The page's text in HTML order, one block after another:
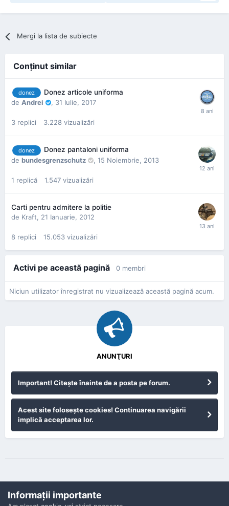
Mergi la lista de subiecte
Conţinut similar
donez
Donez articole uniforma
de Andrei , 31 Iulie, 2017
3 replici 3.228 vizualizări
donez
Donez pantaloni uniforma
de bundesgrenzschutz , 15 Noiembrie, 2013
1 replică 1.547 vizualizări
Carti pentru admitere la politie
de Kraft, 21 Ianuarie, 2012
8 replici 15.053 vizualizări
Activi pe această pagină 0 membri
Niciun utilizator înregistrat nu vizualizează această pagină acum.
ANUNŢURI
Important! Citeşte înainte de a posta pe forum.
Acest site foloseşte cookies! Continuarea navigării
implică acceptarea lor.
Informaţii importante